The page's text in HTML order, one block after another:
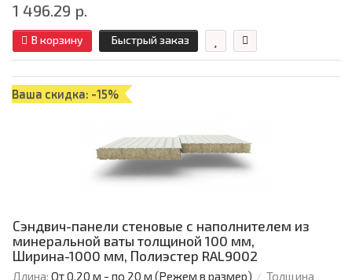
1 496.29 р.
В корзину Быстрый заказ
Ваша скидка: -15%
Сэндвич-панели стеновые с наполнителем из
минеральной ваты толщиной 100 мм,
Ширина-1000 мм, Полиэстер RAL9002
Длина: От 0,20 м - по 20 м (Режем в размер)
Толщина